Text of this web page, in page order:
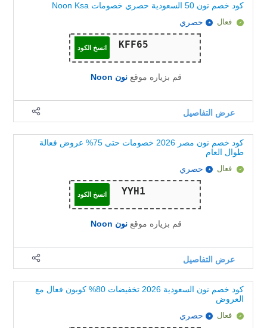
كود خصم نون 50 السعودية حصري خصومات Noon Ksa
فعال حصري
انسخ الكود
قم بزياره موقعنون Noon
عرض التفاصيل
كود خصم نون مصر 2026 خصومات حتى 75% عروض فعالة
طوال العام
فعال حصري
انسخ الكود
قم بزياره موقعنون Noon
عرض التفاصيل
كود خصم نون السعودية 2026 تخفيضات 80% كوبون فعال مع
العروض
فعال حصري